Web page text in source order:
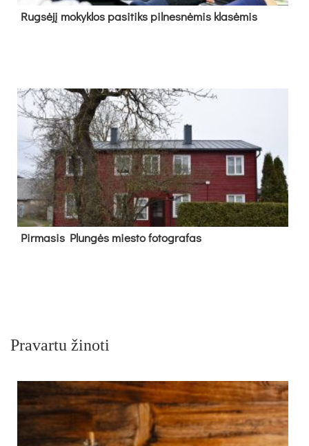
Rug­sė­jį mo­kyk­los pa­si­tiks pil­nes­nė­mis kla­sė­mis
Pir­ma­sis Plun­gės mies­to fo­tog­ra­fas
Pravartu žinoti